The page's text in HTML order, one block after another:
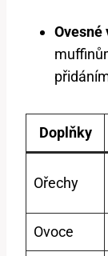
Ovesné
Doplňky
Ořechy
Ovoce